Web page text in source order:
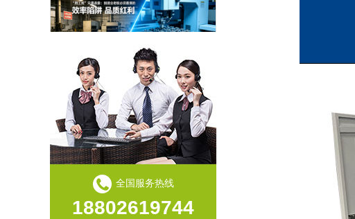
“用工荒”只是表象：制造业老板必须看清的“效率陷阱”与“品质红利”
全国服务热线
18802619744